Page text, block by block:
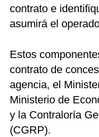
contrato e
asumirá el
Estos
contrato de
agencia, el
Ministerio de
y la Contraloría
(CGRP).